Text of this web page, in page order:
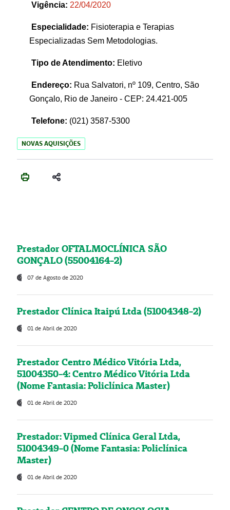
Vigência: 22/04/2020
Especialidade: Fisioterapia e Terapias
Especializadas Sem Metodologias.
Tipo de Atendimento: Eletivo
Endereço: Rua Salvatori, nº 109, Centro, São
Gonçalo, Rio de Janeiro - CEP: 24.421-005
Telefone: (021) 3587-5300
NOVAS AQUISIÇÕES
Prestador OFTALMOCLÍNICA SÃO
GONÇALO (55004164-2)
07 de Agosto de 2020
Prestador Clínica Itaipú Ltda (51004348-2)
01 de Abril de 2020
Prestador Centro Médico Vitória Ltda,
51004350-4: Centro Médico Vitória Ltda
(Nome Fantasia: Policlínica Master)
01 de Abril de 2020
Prestador: Vipmed Clínica Geral Ltda,
51004349-0 (Nome Fantasia: Policlínica
Master)
01 de Abril de 2020